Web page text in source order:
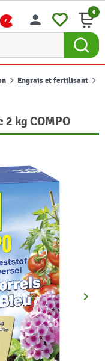
person 0
Engrais et fertilisant
kg COMPO
keyboard_arrow_right